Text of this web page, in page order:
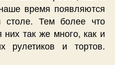
время появляются
Тем более что
них так же много, как и
рулетиков и тортов.